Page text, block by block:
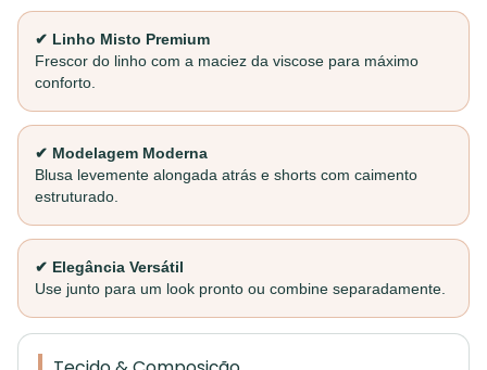
✔ Linho Misto Premium
Frescor do linho com a maciez da viscose para máximo
conforto.
✔ Modelagem Moderna
Blusa levemente alongada atrás e shorts com caimento
estruturado.
✔ Elegância Versátil
Use junto para um look pronto ou combine separadamente.